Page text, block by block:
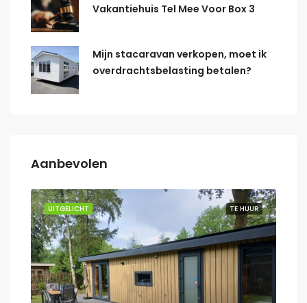
Vakantiehuis Tel Mee Voor Box 3
Mijn stacaravan verkopen, moet ik
overdrachtsbelasting betalen?
Aanbevolen
TE HUUR
UITGELICHT